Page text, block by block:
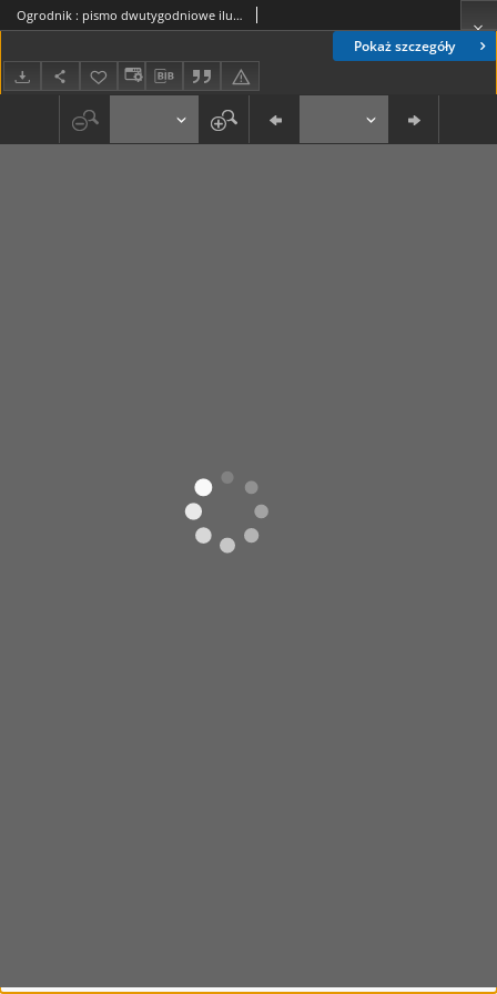
Pokaż szczegóły
Ogrodnik : pismo dwutygodniowe ilustrowane obejmujące wszystkie działy ogrodnictwa / pod red. W. J. Zielińskiego. R. 21, nr 8 (23 kwietnia 1931)